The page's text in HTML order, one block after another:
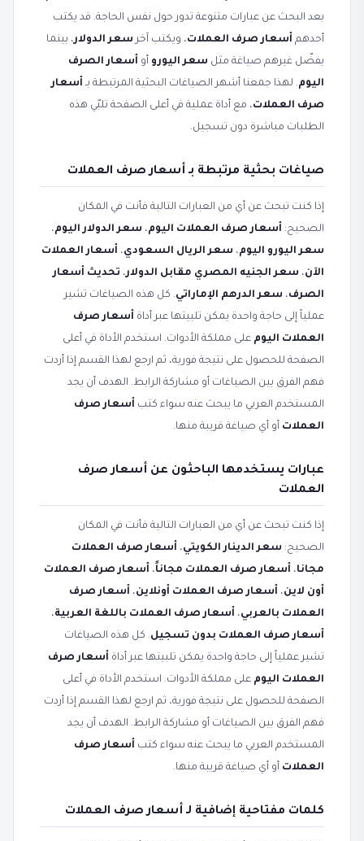
بعد البحث عن عبارات متنوعة تدور حول نفس الحاجة. قد يكتب
أحدهم أسعار صرف العملات، ويكتب آخر سعر الدولار، بينما
يفضّل غيرهم صياغة مثل سعر اليورو أو أسعار الصرف
اليوم. لهذا جمعنا أشهر الصياغات البحثية المرتبطة بـ أسعار
صرف العملات، مع أداة عملية في أعلى الصفحة تلبّي هذه
الطلبات مباشرة دون تسجيل.
صياغات بحثية مرتبطة بـ أسعار صرف العملات
إذا كنت تبحث عن أي من العبارات التالية فأنت في المكان
الصحيح: أسعار صرف العملات اليوم، سعر الدولار اليوم،
سعر اليورو اليوم، سعر الريال السعودي، أسعار العملات
الآن، سعر الجنيه المصري مقابل الدولار، تحديث أسعار
الصرف، سعر الدرهم الإماراتي. كل هذه الصياغات تشير
عملياً إلى حاجة واحدة يمكن تلبيتها عبر أداة أسعار صرف
العملات اليوم على مملكة الأدوات. استخدم الأداة في أعلى
الصفحة للحصول على نتيجة فورية، ثم ارجع لهذا القسم إذا أردت
فهم الفرق بين الصياغات أو مشاركة الرابط. الهدف أن يجد
المستخدم العربي ما يبحث عنه سواء كتب أسعار صرف
العملات أو أي صياغة قريبة منها.
عبارات يستخدمها الباحثون عن أسعار صرف
العملات
إذا كنت تبحث عن أي من العبارات التالية فأنت في المكان
الصحيح: سعر الدينار الكويتي، أسعار صرف العملات
مجانا، أسعار صرف العملات مجاناً، أسعار صرف العملات
أون لاين، أسعار صرف العملات أونلاين، أسعار صرف
العملات بالعربي، أسعار صرف العملات باللغة العربية،
أسعار صرف العملات بدون تسجيل. كل هذه الصياغات
تشير عملياً إلى حاجة واحدة يمكن تلبيتها عبر أداة أسعار صرف
العملات اليوم على مملكة الأدوات. استخدم الأداة في أعلى
الصفحة للحصول على نتيجة فورية، ثم ارجع لهذا القسم إذا أردت
فهم الفرق بين الصياغات أو مشاركة الرابط. الهدف أن يجد
المستخدم العربي ما يبحث عنه سواء كتب أسعار صرف
العملات أو أي صياغة قريبة منها.
كلمات مفتاحية إضافية لـ أسعار صرف العملات